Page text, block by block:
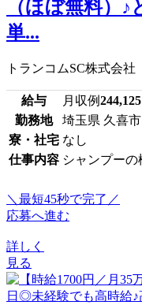
（ほぼ無料）
単...
トランコムSC株式会社
給与 月収例244,125
勤務地
埼玉県 久喜市
寮・社宅 なし
仕事内容 シャンプー
＼最短45秒で完了／
応募へ進む
詳しく
見る